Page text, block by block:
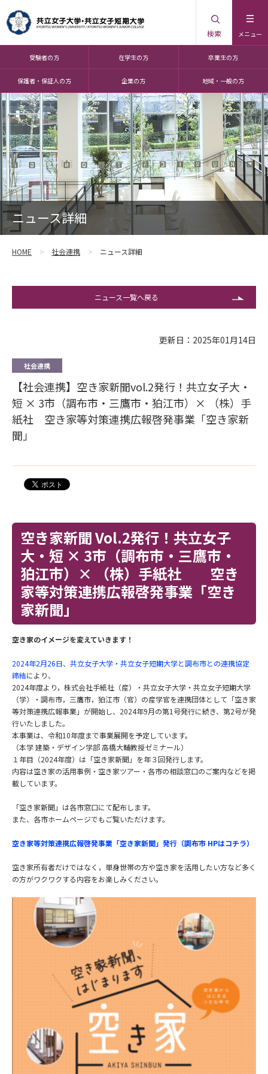
メニュー
検索
受験者の方 在学生の方 卒業生の方
保護者・保証人の方 企業の方 地域・一般の方
ニュース詳細
HOME 社会連携 ニュース詳細
ニュース一覧へ戻る
更新日：2025年01月14日
社会連携
【社会連携】空き家新聞vol.2発行！共立女子大・
短 × 3市（調布市・三鷹市・狛江市）× （株）手
紙社 空き家等対策連携広報啓発事業「空き家新
聞」
空き家新聞 Vol.2発行！共立女子
大・短 × 3市（調布市・三鷹市・
狛江市）× （株）手紙社 空き
家等対策連携広報啓発事業「空き
家新聞」
空き家のイメージを変えていきます！
2024年2月26日、共立女子大学・共立女子短期大学と調布市との連携協定
締結により、
2024年度より，株式会社手紙社（産）・共立女子大学・共立女子短期大学
（学）・調布市，三鷹市，狛江市（官）の産学官を連携団体として「空き家
等対策連携広報事業」が開始し、2024年9月の第1号発行に続き、第2号が発
行いたしました。
本事業は、令和10年度まで事業展開を予定しています。
（本学 建築・デザイン学部 高橋大輔教授ゼミナール）
１年目（2024年度）は「空き家新聞」を年３回発行します。
内容は空き家の活用事例・空き家ツアー・各市の相談窓口のご案内などを掲
載しています。
「空き家新聞」は各市窓口にて配布します。
また、各市ホームページでもご覧いただけます。
空き家等対策連携広報啓発事業「空き家新聞」発行（調布市 HPはコチラ）
空き家所有者だけではなく，単身世帯の方や空き家を活用したい方など多く
の方がワクワクする内容をお楽しみください。